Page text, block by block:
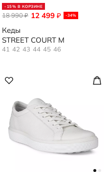
-15% В КОРЗИНЕ
12 499 ₽ -34%
18 990₽
Кеды
STREET COURT M
41 42 43 44 45 46